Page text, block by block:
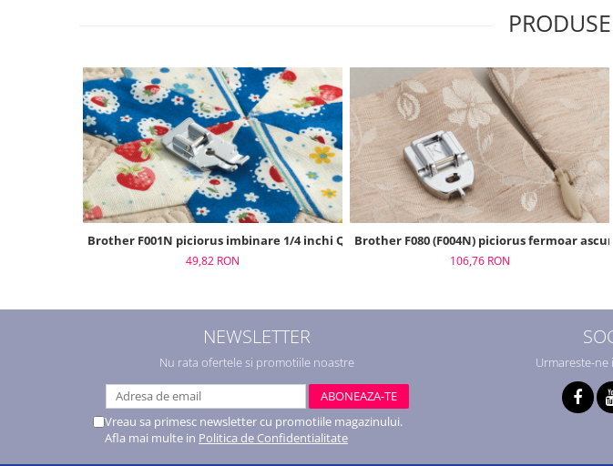
Brother F001N piciorus imbinare 1/4 inchi Quilting
49,82 RON
Brother F080 (F004N) piciorus fermoar ascuns
106,76 RON
NEWSLETTER
Nu rata ofertele si promotiile noastre
Vreau sa primesc newsletter cu promotiile magazinului.
Afla mai multe in Politica de Confidentialitate
Urmareste-ne